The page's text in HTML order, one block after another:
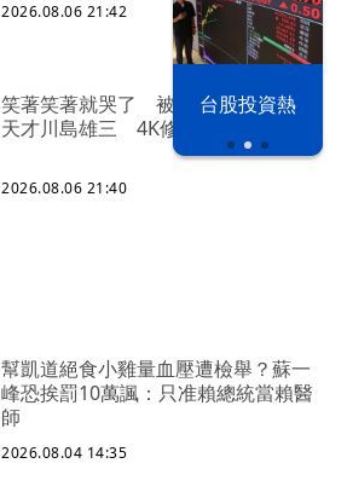
以色列 穹頂
之下
台股投資熱
2026.08.06 21:42
笑著笑著就哭了 被遺忘的日本喜劇
天才川島雄三 4K修復重返大銀幕
2026.08.06 21:40
幫凱道絕食小雞量血壓遭檢舉？蘇一
峰恐挨罰10萬諷：只准賴總統當賴醫
師
2026.08.04 14:35